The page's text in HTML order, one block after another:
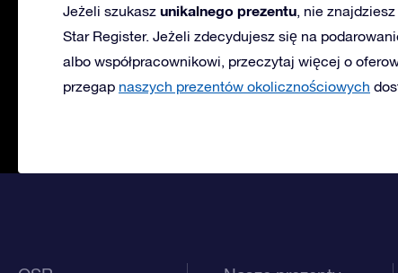
Jeżeli szukasz unikalnego prezentu, nie
Star Register. Jeżeli zdecydujesz się na
albo współpracownikowi, przeczytaj więcej o
przegap naszych prezentów okolicznościowych